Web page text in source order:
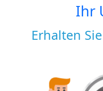
Ihr
Erhalten